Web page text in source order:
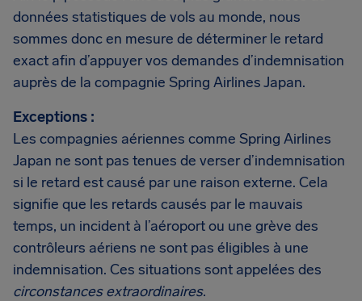
données statistiques de vols au monde, nous
sommes donc en mesure de déterminer le retard
exact afin d’appuyer vos demandes d’indemnisation
auprès de la compagnie Spring Airlines Japan.
Exceptions :
Les compagnies aériennes comme Spring Airlines
Japan ne sont pas tenues de verser d’indemnisation
si le retard est causé par une raison externe. Cela
signifie que les retards causés par le mauvais
temps, un incident à l’aéroport ou une grève des
contrôleurs aériens ne sont pas éligibles à une
indemnisation. Ces situations sont appelées des
circonstances extraordinaires.